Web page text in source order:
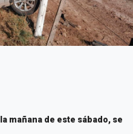
mañana de este sábado, se